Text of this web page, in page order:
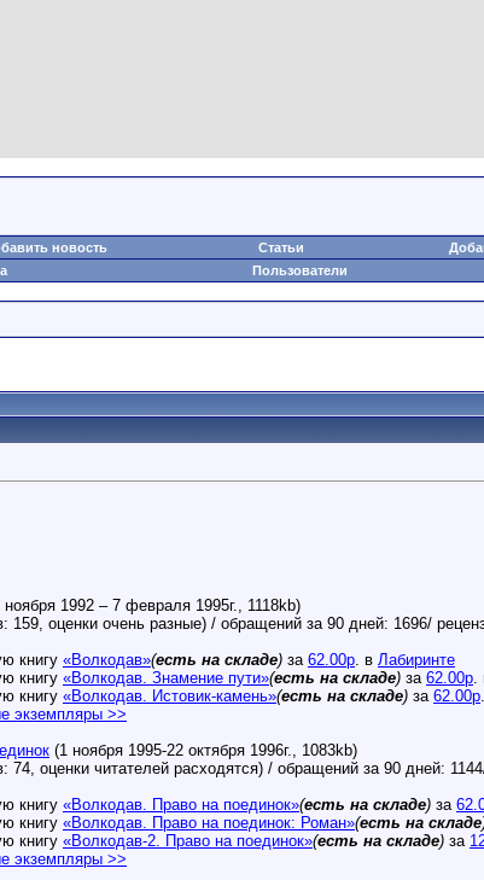
новость Статьи
Пользователи
ноября 1992 – 7 февраля 1995г., 1118kb)
159, оценки очень разные) / обращений за 90 дней: 1696/
книгу «Волкодав»(есть на складе) за 62.00р . в Лабиринте
книгу «Волкодав. Знамение пути»(есть на складе) за 62.00р
книгу «Волкодав. Истовик-камень»(есть на складе) за 62.00р
экземпляры >>
(1 ноября 1995-22 октября 1996г., 1083kb)
74, оценки читателей расходятся) / обращений за 90 дней:
книгу «Волкодав. Право на поединок»(есть на складе) за
книгу «Волкодав. Право на поединок: Роман»(есть на складе
книгу «Волкодав-2. Право на поединок»(есть на складе) за
экземпляры >>